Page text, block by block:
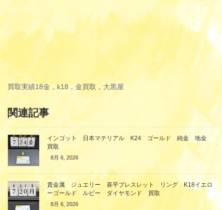
買取実績18金，k18，金買取，大黒屋
関連記事
インゴット 日本マテリアル K24 ゴールド 純金 地金
買取
8月 6, 2026
貴金属 ジュエリー 喜平ブレスレット リング K18イエロ
ーゴールド ルビー ダイヤモンド 買取
8月 6, 2026